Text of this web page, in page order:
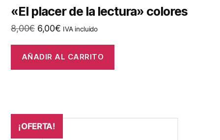
«El placer de la lectura» colores
8,00€ El
original
era:
6,00€El
actual
es:
IVA incluido
AÑADIR AL CARRITO
¡OFERTA!